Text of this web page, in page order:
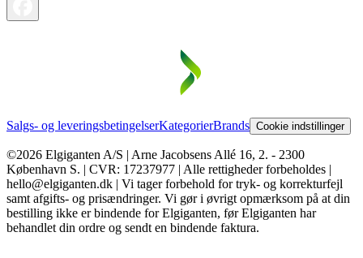
Salgs- og leveringsbetingelserKategorierBrands Cookie indstillinger
©2026 Elgiganten A/S | Arne Jacobsens Allé 16, 2. - 2300
København S. | CVR: 17237977 | Alle rettigheder forbeholdes |
hello@elgiganten.dk | Vi tager forbehold for tryk- og korrekturfejl
samt afgifts- og prisændringer. Vi gør i øvrigt opmærksom på at din
bestilling ikke er bindende for Elgiganten, før Elgiganten har
behandlet din ordre og sendt en bindende faktura.